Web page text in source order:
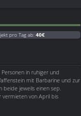
pro Tag ab: 40€
in ruhiger und
mit Barbarine und zur
beide jeweils einen sep.
vermieten von April bis